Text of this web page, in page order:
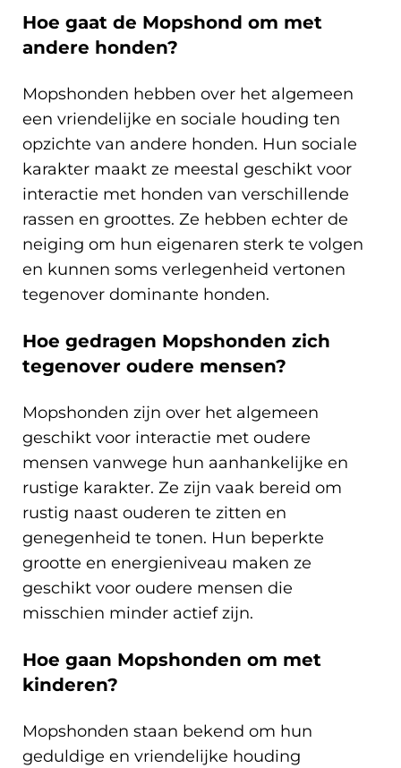
Hoe gaat de Mopshond om met
andere honden?
Mopshonden hebben over het algemeen
een vriendelijke en sociale houding ten
opzichte van andere honden. Hun sociale
karakter maakt ze meestal geschikt voor
interactie met honden van verschillende
rassen en groottes. Ze hebben echter de
neiging om hun eigenaren sterk te volgen
en kunnen soms verlegenheid vertonen
tegenover dominante honden.
Hoe gedragen Mopshonden zich
tegenover oudere mensen?
Mopshonden zijn over het algemeen
geschikt voor interactie met oudere
mensen vanwege hun aanhankelijke en
rustige karakter. Ze zijn vaak bereid om
rustig naast ouderen te zitten en
genegenheid te tonen. Hun beperkte
grootte en energieniveau maken ze
geschikt voor oudere mensen die
misschien minder actief zijn.
Hoe gaan Mopshonden om met
kinderen?
Mopshonden staan bekend om hun
geduldige en vriendelijke houding